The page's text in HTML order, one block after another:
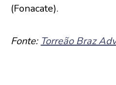
(Fonacate).
Fonte: Torreão Braz